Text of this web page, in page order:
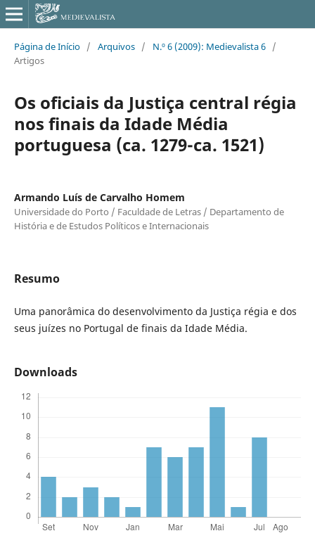
Página de Início / Arquivos / N.º 6 (2009): Medievalista 6 /
Artigos
Os oficiais da Justiça central régia
nos finais da Idade Média
portuguesa (ca. 1279-ca. 1521)
Armando Luís de Carvalho Homem
Universidade do Porto / Faculdade de Letras / Departamento de
História e de Estudos Políticos e Internacionais
Resumo
Uma panorâmica do desenvolvimento da Justiça régia e dos
seus juízes no Portugal de finais da Idade Média.
Downloads